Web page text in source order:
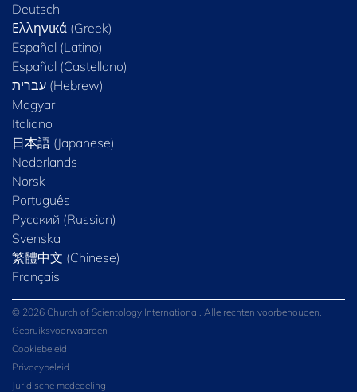
Deutsch
Ελληνικά (Greek)
Español (Latino)
Español (Castellano)
Magyar
Italiano
日本語 (Japanese)
Nederlands
Norsk
Português
Русский (Russian)
Svenska
繁體中文 (Chinese)
Français
© 2026 Church of Scientology International. Alle rechten voorbehouden.
Gebruiksvoorwaarden
Cookiebeleid
Privacybeleid
Juridische mededeling